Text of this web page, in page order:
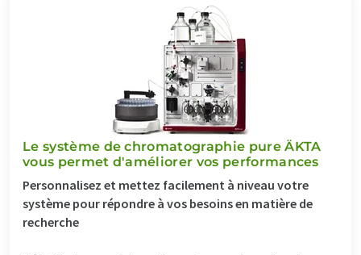
Le système de chromatographie pure ÄKTA
vous permet d'améliorer vos performances
Personnalisez et mettez facilement à niveau votre
système pour répondre à vos besoins en matière de
recherche